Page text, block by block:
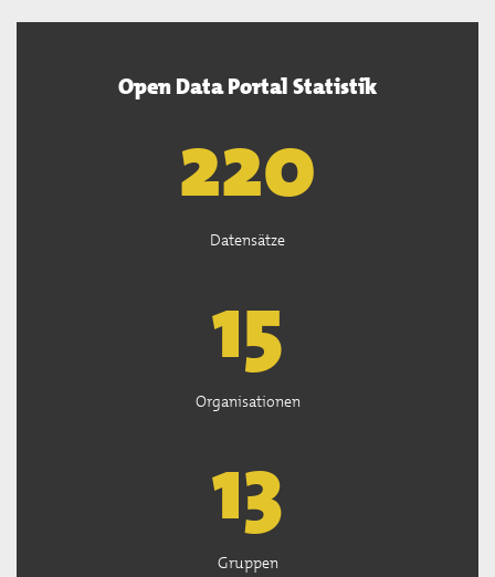
Open Data Portal Statistik
222
Datensätze
15
Organisationen
13
Gruppen